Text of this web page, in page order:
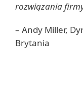
rozwiązania firmy
– Andy Miller,
Brytania